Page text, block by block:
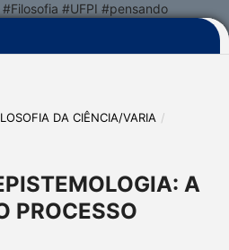
#UFPI #pensando
DA CIÊNCIA/VARIA /
A
PROCESSO